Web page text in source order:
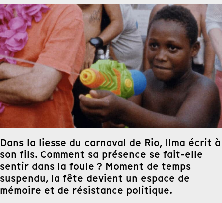
Dans la liesse du carnaval de Rio, Ilma écrit à
son fils. Comment sa présence se fait-elle
sentir dans la foule ? Moment de temps
suspendu, la fête devient un espace de
mémoire et de résistance politique.